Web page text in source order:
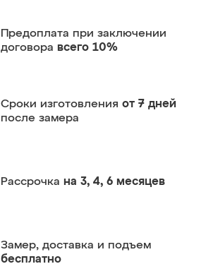
Предоплата при заключении
договора всего 10%
Сроки изготовления от 7 дней
после замера
Рассрочка на 3, 4, 6 месяцев
Замер, доставка и подъем
бесплатно